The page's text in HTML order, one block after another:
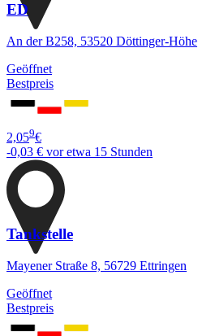
ED
An der B258, 53520 Döttinger-Höhe
Geöffnet
Bestpreis
2,059€
-0,03 € vor etwa 15 Stunden
Tankstelle
Mayener Straße 8, 56729 Ettringen
Geöffnet
Bestpreis